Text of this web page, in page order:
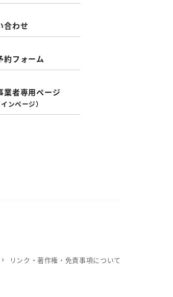
合わせ
約フォーム
業者専用ページ
インページ）
リンク・著作権・免責事項について